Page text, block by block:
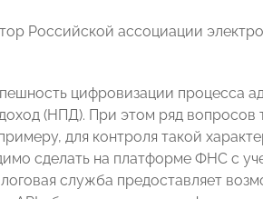
Российской ассоциации
цифровизации процесса
(НПД). При этом ряд вопросов
для контроля такой
сделать на платформе ФНС с
служба предоставляет